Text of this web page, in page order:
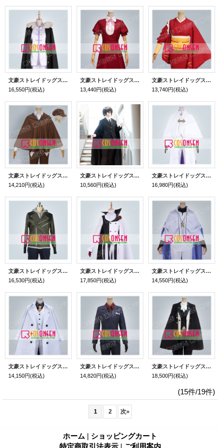
文豪ストレイドッグス フョードル・ドストエフスキー フョードル・Ｄ コスプレ衣装
16,550円(税込)
文豪ストレイドッグス エリス コスプレ衣装
13,440円(税込)
文豪ストレイドッグス 泉鏡花 コスプレ衣装
13,740円(税込)
文豪ストレイドッグス 江戸川乱歩 コスプレ衣装
14,210円(税込)
文豪ストレイドッグス 第3シーズン 十五歳 太宰治 コスプレ衣装
10,560円(税込)
文豪ストレイドッグス DEAD APPLE フョードル・ドストエフスキー コスプレ衣装
16,980円(税込)
文豪ストレイドッグス 第3シーズン 十五歳 中原中也 コスプレ衣装
16,530円(税込)
文豪ストレイドッグス ニコライ・ゴーゴリ コスプレ衣装
17,850円(税込)
文豪ストレイドッグス DEAD APPLE 澁澤龍彦 コスプレ衣装
14,550円(税込)
文豪ストレイドッグス DEAD APPLE 太宰治 コスプレ衣装
14,150円(税込)
文豪ストレイドッグス 中原中也 スーツ コスプレ衣装
14,820円(税込)
文豪ストレイドッグス エドガー・アラン・ポオ コスプレ衣装
18,500円(税込)
(15件/19件)
1 2 次»
ホーム | ショッピングカート
特定商取引法表示 | ご利用案内